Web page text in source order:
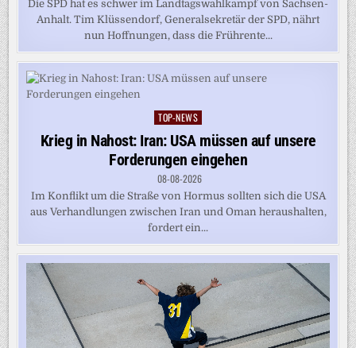
Die SPD hat es schwer im Landtagswahlkampf von Sachsen-
Anhalt. Tim Klüssendorf, Generalsekretär der SPD, nährt
nun Hoffnungen, dass die Frührente...
Posted
TOP-NEWS
Krieg in Nahost: Iran: USA müssen auf unsere
Forderungen eingehen
08-08-2026
Im Konflikt um die Straße von Hormus sollten sich die USA
aus Verhandlungen zwischen Iran und Oman heraushalten,
fordert ein...